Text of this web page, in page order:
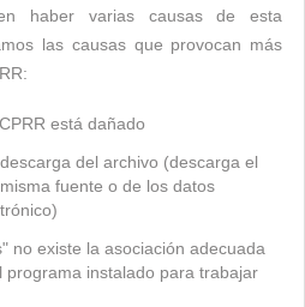
haber varias causas de esta
las causas que provocan más
está dañado
del archivo (descarga el
fuente o de los datos
no existe la asociación adecuada
programa instalado para trabajar